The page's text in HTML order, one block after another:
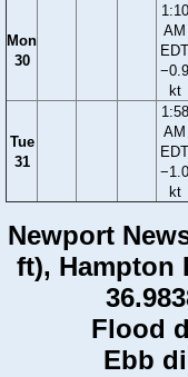
Mon
30
1:10
AM
EDT
−0.9
kt
Tue
31
1:58
AM
EDT
−1.0
kt
Newport
ft), Hampton
Flood
Ebb